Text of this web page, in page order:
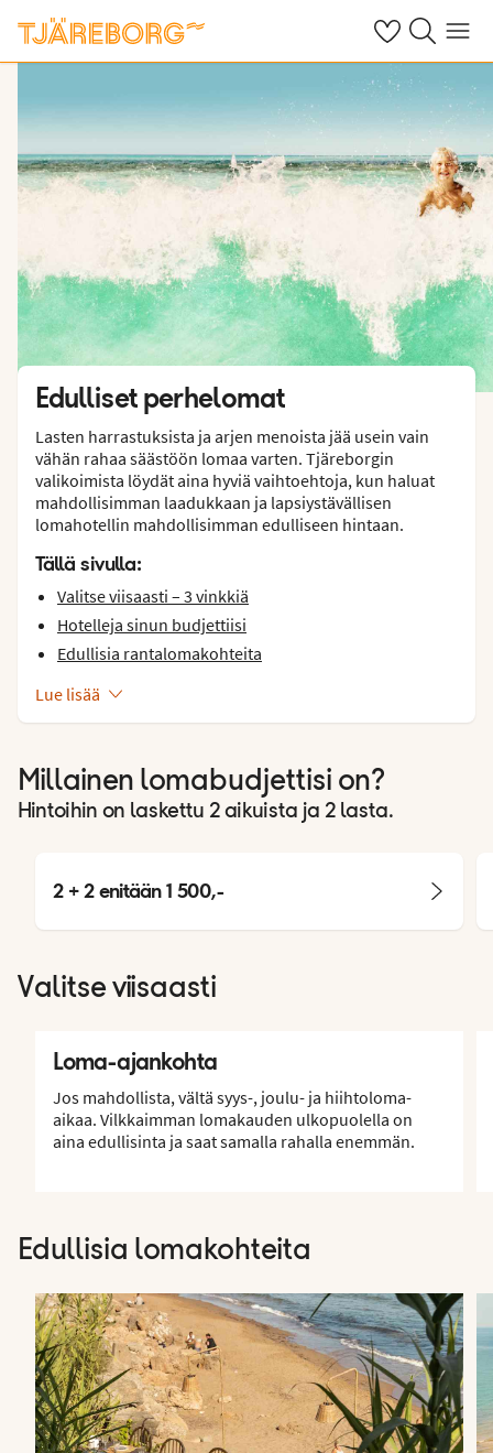
OmatHaku Valikko
Edulliset perhelomat
Lasten harrastuksista ja arjen menoista jää usein vain
vähän rahaa säästöön lomaa varten. Tjäreborgin
valikoimista löydät aina hyviä vaihtoehtoja, kun haluat
mahdollisimman laadukkaan ja lapsiystävällisen
lomahotellin mahdollisimman edulliseen hintaan.
Tällä sivulla:
Valitse viisaasti – 3 vinkkiä
Hotelleja sinun budjettiisi
Edullisia rantalomakohteita
Lue lisää
Millainen lomabudjettisi on?
Hintoihin on laskettu 2 aikuista ja 2 lasta.
2 + 2 enitään 1 500,-
Valitse viisaasti
Loma-ajankohta
Jos mahdollista, vältä syys-, joulu- ja hiihtoloma-
aikaa. Vilkkaimman lomakauden ulkopuolella on
aina edullisinta ja saat samalla rahalla enemmän.
Edullisia lomakohteita